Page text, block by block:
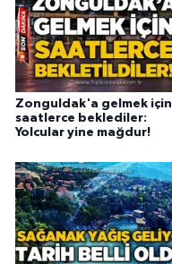
Zonguldak'a gelmek için
saatlerce beklediler:
Yolcular yine mağdur!